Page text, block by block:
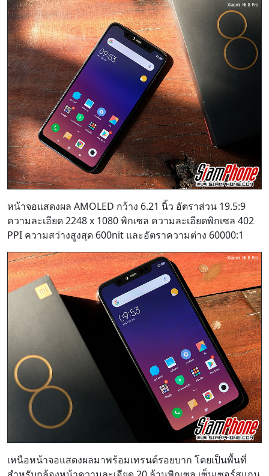
หน้าจอแสดงผล AMOLED กว้าง 6.21 นิ้ว อัตราส่วน 19.5:9
ความละเอียด 2248 x 1080 พิกเซล ความละเอียดพิกเซล 402
PPI ความสว่างสูงสุด 600nit และอัตราความต่าง 60000:1
เหนือหน้าจอแสดงผลมาพร้อมเทรนด์รอยบาก โดยเป็นพื้นที่